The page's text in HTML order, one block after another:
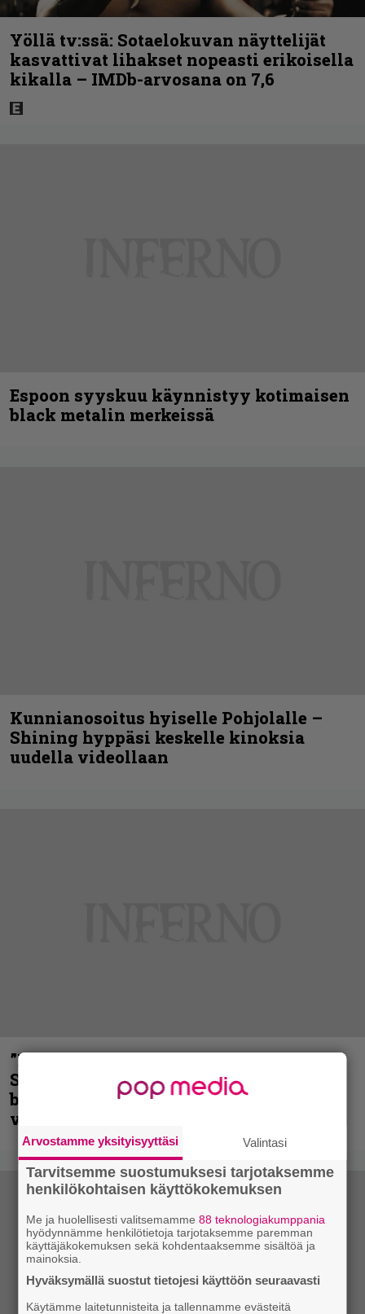
Yöllä tv:ssä: Sotaelokuvan näyttelijät
kasvattivat lihakset nopeasti erikoisella
kikalla – IMDb-arvosana on 7,6
Espoon syyskuu käynnistyy kotimaisen
black metalin merkeissä
Kunnianosoitus hyiselle Pohjolalle –
Shining hyppäsi keskelle kinoksia
uudella videollaan
”He ovat tuoneet soittoon jotain uutta” –
Sepulturan Andreas Kisser nimeää
bändin, jonka riffit ovat tehneet
vaikutuksen
Arvostamme yksityisyyttäsi Valintasi
Tarvitsemme suostumuksesi tarjotaksemme
henkilökohtaisen käyttökokemuksen
Me ja huolellisesti valitsemamme88 teknologiakumppania
hyödynnämme henkilötietoja tarjotaksemme paremman
käyttäjäkokemuksen sekä kohdentaaksemme sisältöä ja
mainoksia.
Hyväksymällä suostut tietojesi käyttöön seuraavasti
Käytämme laitetunnisteita ja tallennamme evästeitä